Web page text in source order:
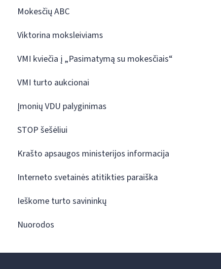
Mokesčių ABC
Viktorina moksleiviams
VMI kviečia į „Pasimatymą su mokesčiais“
VMI turto aukcionai
Įmonių VDU palyginimas
STOP šešėliui
Krašto apsaugos ministerijos informacija
Interneto svetainės atitikties paraiška
Ieškome turto savininkų
Nuorodos